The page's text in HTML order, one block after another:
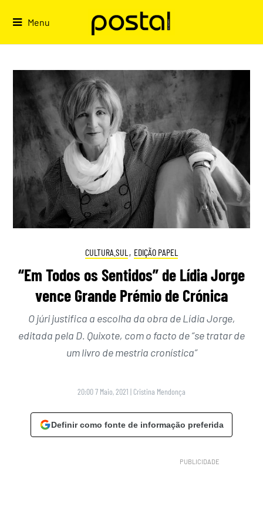
Menu
CULTURA.SUL , EDIÇÃO PAPEL
“Em Todos os Sentidos” de Lídia Jorge
vence Grande Prémio de Crónica
O júri justifica a escolha da obra de Lídia Jorge,
editada pela D. Quixote, com o facto de “se tratar de
um livro de mestria cronística”
20:00 7 Maio, 2021 | Cristina Mendonça
Definir como fonte de informação preferida